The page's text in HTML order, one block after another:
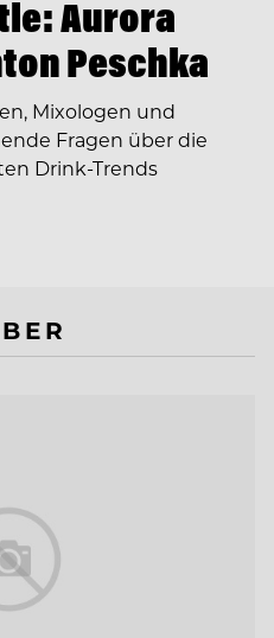
Aurora
Peschka
Mixologen und
Fragen über die
Drink-Trends